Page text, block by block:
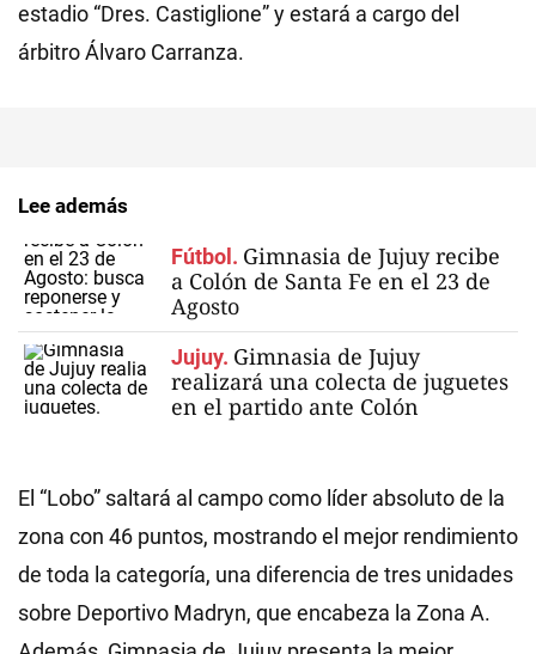
estadio “Dres. Castiglione” y estará a cargo del
árbitro Álvaro Carranza.
Lee además
Fútbol. Gimnasia de Jujuy recibe
a Colón de Santa Fe en el 23 de
Agosto
Jujuy. Gimnasia de Jujuy
realizará una colecta de juguetes
en el partido ante Colón
El “Lobo” saltará al campo como líder absoluto de la
zona con 46 puntos, mostrando el mejor rendimiento
de toda la categoría, una diferencia de tres unidades
sobre Deportivo Madryn, que encabeza la Zona A.